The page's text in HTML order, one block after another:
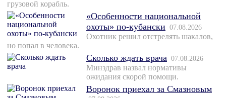
грузовой корабль.
«Особенности национальной
охоты» по-кубански 07.08.2026
Охотник решил отстрелять шакалов,
но попал в человека.
Сколько ждать врача 07.08.2026
Минздрав назвал нормативы
ожидания скорой помощи.
Воронок приехал за Смазновым